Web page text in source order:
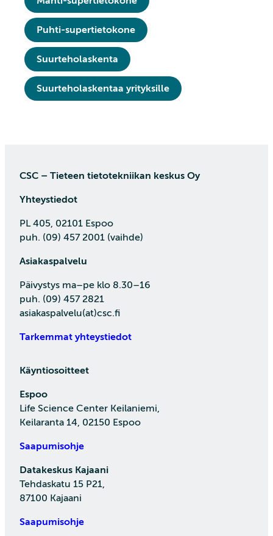
Puhti-supertietokone
Suurteholaskenta
Suurteholaskentaa yrityksille
CSC – Tieteen tietotekniikan keskus Oy
Yhteystiedot
PL 405, 02101 Espoo
puh. (09) 457 2001 (vaihde)
Asiakaspalvelu
Päivystys ma–pe klo 8.30–16
puh. (09) 457 2821
asiakaspalvelu(at)csc.fi
Tarkemmat yhteystiedot
Käyntiosoitteet
Espoo
Life Science Center Keilaniemi,
Keilaranta 14, 02150 Espoo
Saapumisohje
Datakeskus Kajaani
Tehdaskatu 15 P21,
87100 Kajaani
Saapumisohje